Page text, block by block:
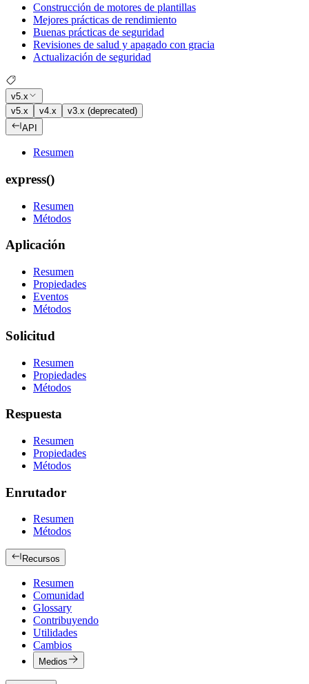
Construcción de motores de plantillas
Mejores prácticas de rendimiento
Buenas prácticas de seguridad
Revisiones de salud y apagado con gracia
Actualización de seguridad
v5.x
v5.x
v4.x
v3.x (deprecated)
API
Resumen
express()
Resumen
Métodos
Aplicación
Resumen
Propiedades
Eventos
Métodos
Solicitud
Resumen
Propiedades
Métodos
Respuesta
Resumen
Propiedades
Métodos
Enrutador
Resumen
Métodos
Recursos
Resumen
Comunidad
Glossary
Contribuyendo
Utilidades
Cambios
Medios